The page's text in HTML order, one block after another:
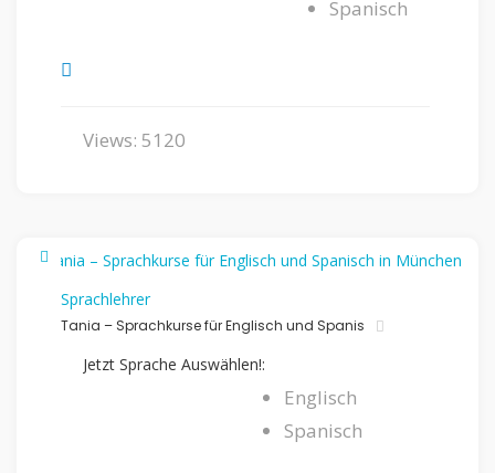
Spanisch
Views: 5120
Sprachlehrer
Tania – Sprachkurse für Englisch und Spanis
Jetzt Sprache Auswählen!:
Englisch
Spanisch